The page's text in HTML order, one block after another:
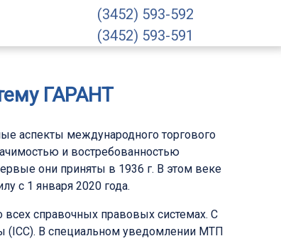
(3452) 593-592
(3452) 593-591
ГАРАНТ
аспекты международного торгового
и востребованностью
они приняты в 1936 г. В этом веке
c 1 января 2020 года.
справочных правовых системах. С
(ICC). В специальном уведомлении МТП